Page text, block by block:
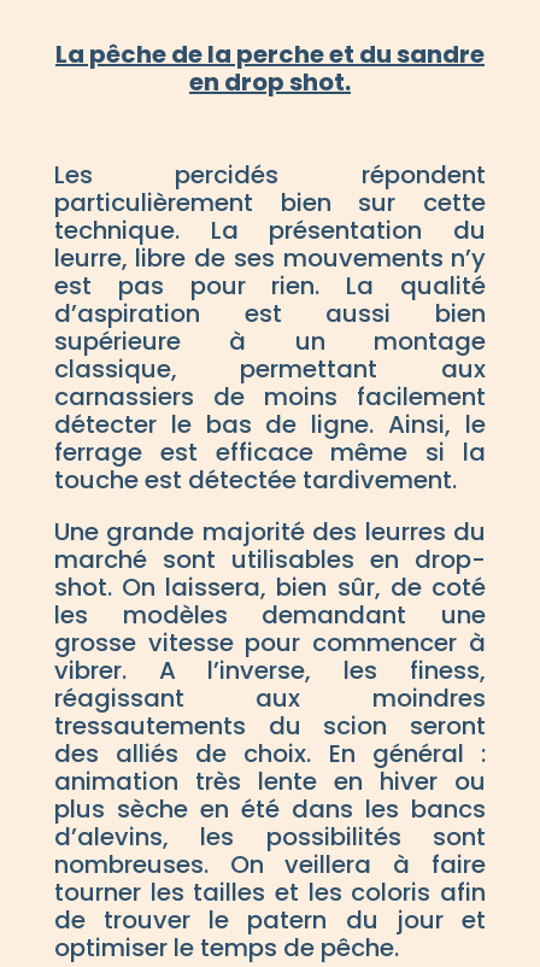
La pêche de la perche et du sandre
en drop shot.
Les percidés répondent
particulièrement bien sur cette
technique. La présentation du
leurre, libre de ses mouvements n’y
est pas pour rien. La qualité
d’aspiration est aussi bien
supérieure à un montage
classique, permettant aux
carnassiers de moins facilement
détecter le bas de ligne. Ainsi, le
ferrage est efficace même si la
touche est détectée tardivement.
Une grande majorité des leurres du
marché sont utilisables en drop-
shot. On laissera, bien sûr, de coté
les modèles demandant une
grosse vitesse pour commencer à
vibrer. A l’inverse, les finess,
réagissant aux moindres
tressautements du scion seront
des alliés de choix. En général :
animation très lente en hiver ou
plus sèche en été dans les bancs
d’alevins, les possibilités sont
nombreuses. On veillera à faire
tourner les tailles et les coloris afin
de trouver le patern du jour et
optimiser le temps de pêche.